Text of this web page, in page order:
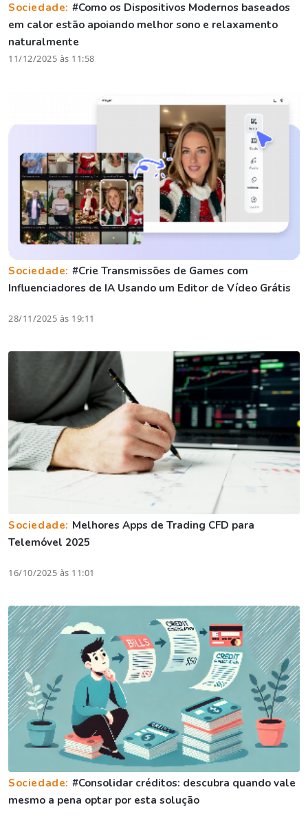
Sociedade: #Como os Dispositivos Modernos baseados
em calor estão apoiando melhor sono e relaxamento
naturalmente
11/12/2025 às 11:58
Sociedade: #Crie Transmissões de Games com
Influenciadores de IA Usando um Editor de Vídeo Grátis
28/11/2025 às 19:11
Sociedade: Melhores Apps de Trading CFD para
Telemóvel 2025
16/10/2025 às 11:01
Sociedade: #Consolidar créditos: descubra quando vale
mesmo a pena optar por esta solução